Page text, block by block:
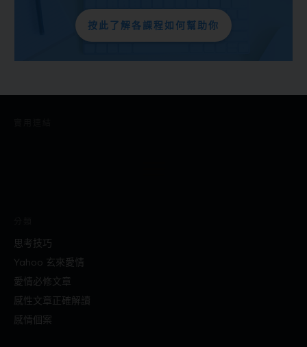
按此了解各課程如何幫助你
思考技巧
Yahoo 玄來愛情
愛情必修文章
感性文章正確解讀
感情個案